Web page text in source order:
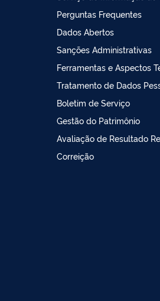
Perguntas Frequentes
Dados Abertos
Sanções Administrativas
Ferramentas e Aspectos
Tratamento de Dados
Boletim de Serviço
Gestão do Patrimônio
Avaliação de Resultado
Correição